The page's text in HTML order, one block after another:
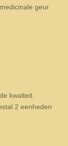
geur
kwalteit.
2 eenheden